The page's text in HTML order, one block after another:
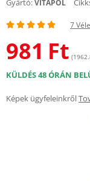
Gyártó:VITAPOL
7
981 Ft
KÜLDÉS 48 ÓRÁN
Képek ügyfeleinkről